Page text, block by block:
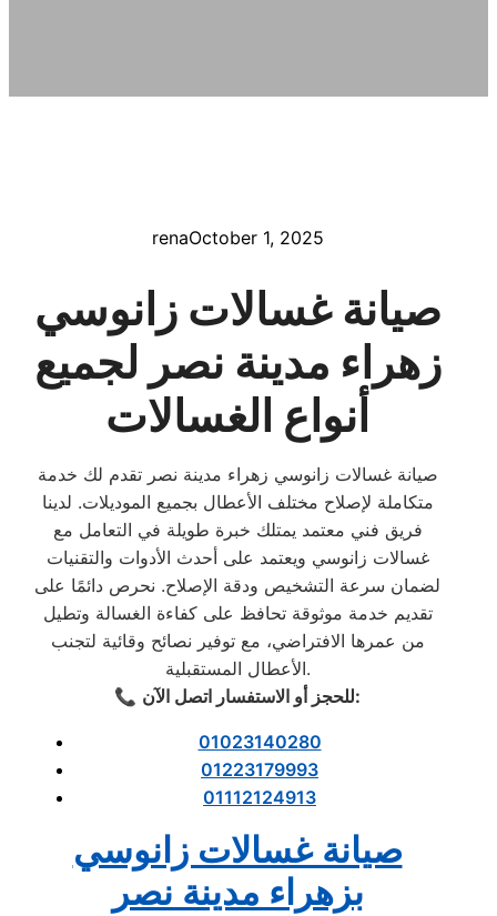
renaOctober 1, 2025
صيانة غسالات زانوسي
زهراء مدينة نصر لجميع
أنواع الغسالات
صيانة غسالات زانوسي زهراء مدينة نصر تقدم لك خدمة
متكاملة لإصلاح مختلف الأعطال بجميع الموديلات. لدينا
فريق فني معتمد يمتلك خبرة طويلة في التعامل مع
غسالات زانوسي ويعتمد على أحدث الأدوات والتقنيات
لضمان سرعة التشخيص ودقة الإصلاح. نحرص دائمًا على
تقديم خدمة موثوقة تحافظ على كفاءة الغسالة وتطيل
من عمرها الافتراضي، مع توفير نصائح وقائية لتجنب
الأعطال المستقبلية.
📞 للحجز أو الاستفسار اتصل الآن:
01023140280
01223179993
01112124913
صيانة غسالات زانوسي
بزهراء مدينة نصر